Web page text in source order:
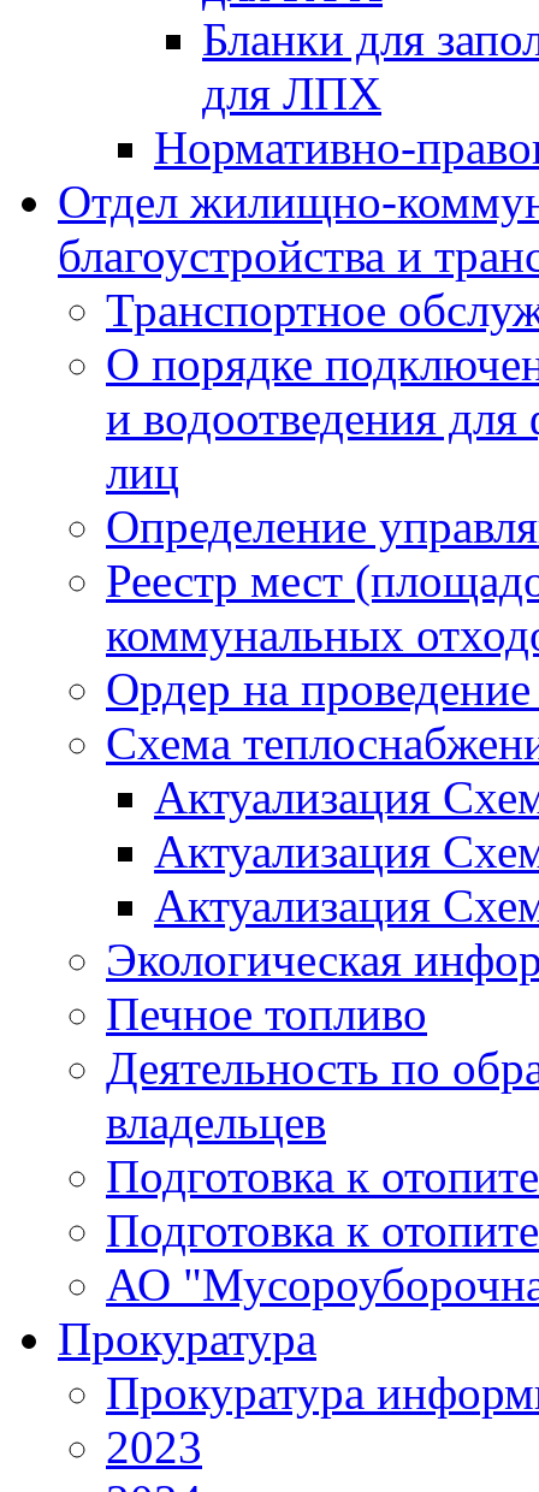
Бланки для
для ЛПХ
Нормативно-
Отдел жилищно-
благоустройства и
Транспортное
О порядке
и водоотведения
лиц
Определение
Реестр мест
коммунальных
Ордер на
Схема
Актуализация
Актуализация
Актуализация
Экологическая
Печное топливо
Деятельность по
владельцев
Подготовка к
Подготовка к
АО
Прокуратура
Прокуратура
2023